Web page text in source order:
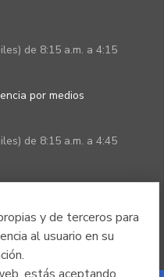
y de terceros para
al usuario en su
de 8:15 a.m. a 4:15
por medios
de 8:15 a.m. a 4:45